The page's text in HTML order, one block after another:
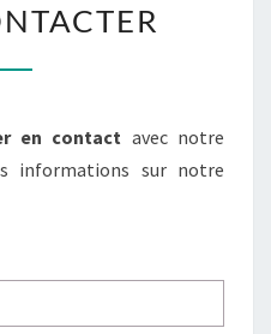
CONTACTER
en contact avec notre
informations sur notre